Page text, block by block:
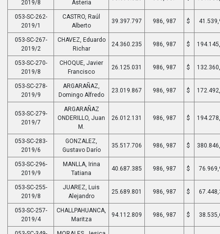
2019/8
Asteria
053-SC-262-
2019/1
CASTRO, Raúl
Alberto
39.397.797 986, 987 $
053-SC-267-
2019/2
CHAVEZ, Eduardo
Richar
24.360.235 986, 987 $
053-SC-270-
2019/8
CHOQUE, Javier
Francisco
26.125.031 986, 987 $
053-SC-278-
2019/9
ARGARAÑAZ,
Domingo Alfredo
23.019.867 986, 987 $
053-SC-279-
2019/7
ARGARAÑAZ
ONDERILLO, Juan
M.
26.012.131 986, 987 $
053-SC-283-
2019/6
GONZALEZ,
Gustavo Darío
35.517.706 986, 987 $
053-SC-296-
2019/9
MANLLA, Irina
Tatiana
40.687.385 986, 987 $
053-SC-255-
2019/8
JUAREZ, Luis
Alejandro
25.689.801 986, 987 $
053-SC-257-
2019/4
CHALLPAHUANCA,
Maritza
94.112.809 986, 987 $